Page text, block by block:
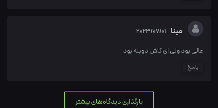
مینا 2023/07/01
عالی بود ولی ای کاش دوبله بود
پاسخ
بارگذاری دیدگاه‌های بیشتر